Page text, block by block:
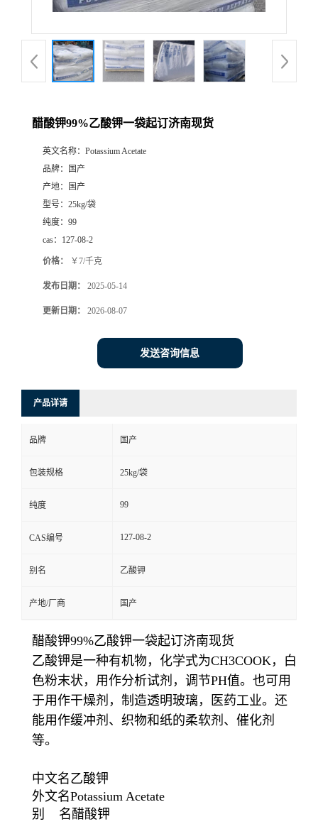
醋酸钾99%乙酸钾一袋起订济南现货
英文名称： Potassium Acetate
品牌：
国产
产地：
国产
型号： 25kg/袋
纯度： 99
cas： 127-08-2
价格： ￥7/千克
发布日期： 2025-05-14
更新日期： 2026-08-07
发送咨询信息
产品详请
品牌 国产
包装规格 25kg/袋
纯度 99
CAS编号 127-08-2
别名 乙酸钾
产地/厂商 国产
醋酸钾99%乙酸钾一袋起订济南现货
乙酸钾是一种有机物，化学式为CH3COOK，白
色粉末状，用作分析试剂，调节PH值。也可用
于用作干燥剂，制造透明玻璃，医药工业。还
能用作缓冲剂、织物和纸的柔软剂、催化剂
等。
中文名乙酸钾
外文名Potassium Acetate
别 名醋酸钾